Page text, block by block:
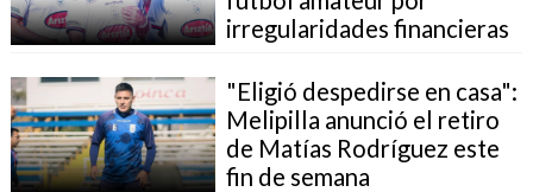
irregularidades financieras
"Eligió despedirse en casa":
Melipilla anunció el retiro
de Matías Rodríguez este
fin de semana